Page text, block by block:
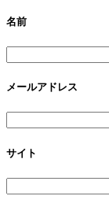
名前
メールアドレス
サイト